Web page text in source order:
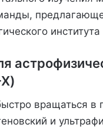
вращаться в
и